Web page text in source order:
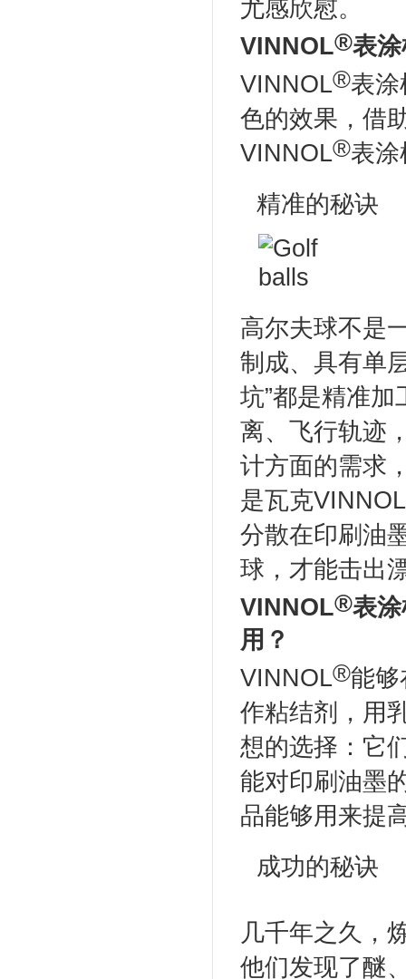
尤感欣慰。
VINNOL®表
VINNOL®表
色的效果，借
VINNOL®表
精准的秘诀
高尔夫球不是
制成、具有单
坑”都是精准
离、飞行轨迹
计方面的需求
是瓦克VINNOL
分散在印刷油
球，才能击出
VINNOL®表
用？
VINNOL®能够
作粘结剂，用
想的选择：它
能对印刷油墨
品能够用来提
成功的秘诀
几千年之久，
他们发现了醚